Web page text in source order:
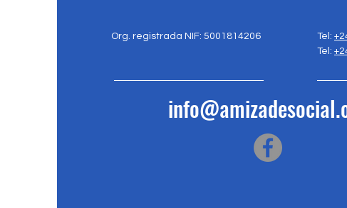
Org. registrada NIF: 5001814206 Tel:
Tel: